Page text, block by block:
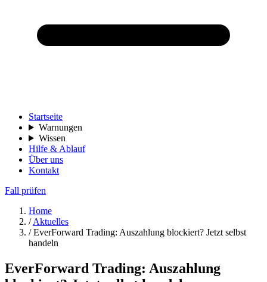
Startseite
Warnungen
Wissen
Hilfe & Ablauf
Über uns
Kontakt
Fall prüfen
Home
/ Aktuelles
/ EverForward Trading: Auszahlung blockiert? Jetzt selbst
handeln
EverForward Trading: Auszahlung